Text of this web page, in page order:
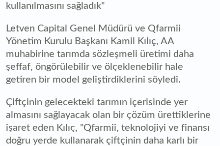
kullanılmasını sağladık"
Letven Capital Genel Müdürü ve Qfarmii
Yönetim Kurulu Başkanı Kamil Kılıç, AA
muhabirine tarımda sözleşmeli üretimi daha
şeffaf, öngörülebilir ve ölçeklenebilir hale
getiren bir model geliştirdiklerini söyledi.
Çiftçinin gelecekteki tarımın içerisinde yer
almasını sağlayacak olan bir çözüm ürettiklerine
işaret eden Kılıç, "Qfarmii, teknolojiyi ve finansı
doğru yerde kullanarak çiftçinin daha karlı bir